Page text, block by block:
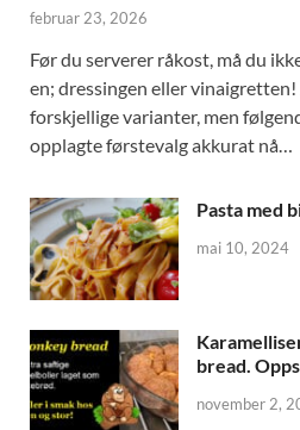
februar 23, 2026
Før du serverer råkost, må du
en; dressingen eller
forskjellige varianter, men
opplagte førstevalg akkurat nå…
Pasta med
mai 10, 2024
bread.
november 2,